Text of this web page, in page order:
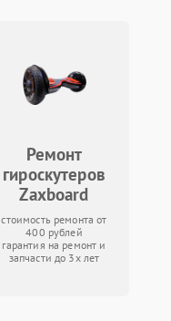
Ремонт
гироскутеров
Zaxboard
стоимость ремонта от
400 рублей
гарантия на ремонт и
запчасти до 3х лет